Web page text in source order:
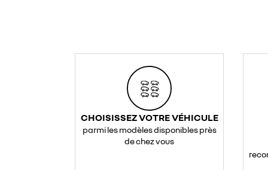
CHOISISSEZ VOTRE VÉHICULE
parmi les modèles disponibles près
de chez vous